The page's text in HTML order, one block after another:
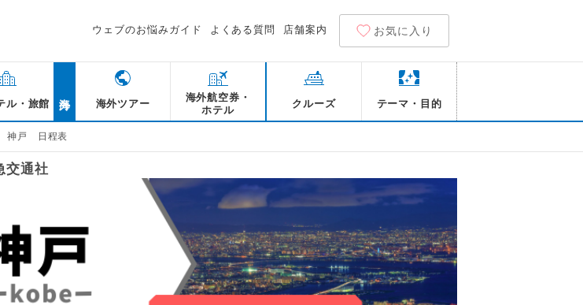
ウェブのお悩みガイド よくある質問 店舗案内 お気に入り
ル・旅館 海外ツアー
海外航空券・
ホテル
クルーズ テーマ・目的
神戸 日程表
交通社